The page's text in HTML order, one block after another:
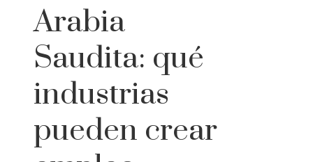
Arabia
Saudita: qué
industrias
pueden crear